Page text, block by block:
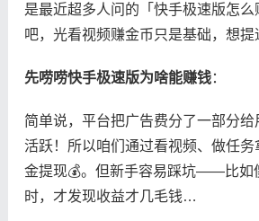
是最近超多人问的「快手极速版怎
吧，光看视频赚金币只是基础，想提
​先唠唠快手极速版为啥能赚钱​​：
简单说，平台把广告费分了一部分
活跃！所以咱们通过看视频、做任
金提现💰。但新手容易踩坑——比如
时，才发现收益才几毛钱…